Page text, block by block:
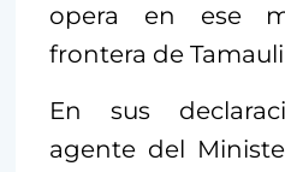
opera en ese
frontera de
En sus
agente del